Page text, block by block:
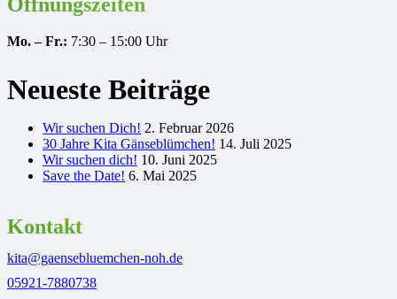
Mo. – Fr.: 7:30 – 15:00 Uhr
Neueste Beiträge
Wir suchen Dich! 2. Februar 2026
30 Jahre Kita Gänseblümchen! 14. Juli 2025
Wir suchen dich! 10. Juni 2025
Save the Date! 6. Mai 2025
Kontakt
kita@gaensebluemchen-noh.de
05921-7880738